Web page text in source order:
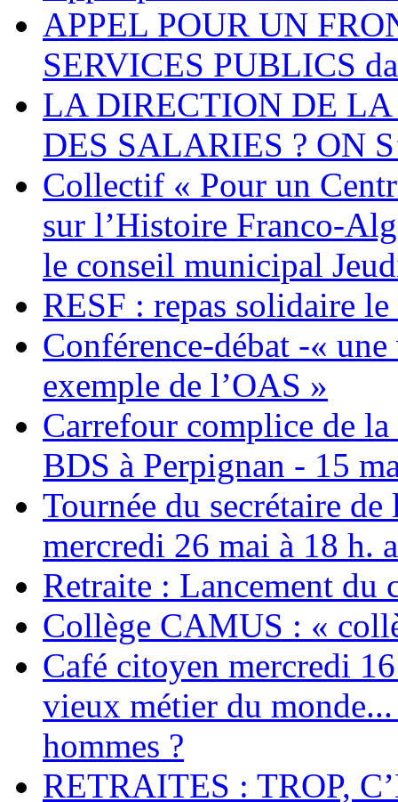
APPEL POUR UN
SERVICES PUBLICS
LA DIRECTION DE
DES SALARIES ? ON
Collectif « Pour un
sur l’Histoire Franco-
le conseil municipal
RESF : repas solidaire
Conférence-débat -«
exemple de l’OAS »
Carrefour complice de
BDS à Perpignan - 15
Tournée du secrétaire
mercredi 26 mai à 18 h.
Retraite : Lancement du
Collège CAMUS : «
Café citoyen mercredi
vieux métier du
hommes ?
RETRAITES : TROP,